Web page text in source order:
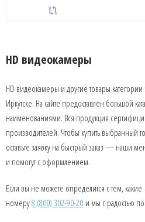
HD видеокамеры
HD видеокамеры и другие товары
Иркутске. На сайте предоставлен большой
наименованиями. Вся продукция
производителей. Чтобы купить выбранный
оставьте заявку на быстрый заказ — наши
и помогут с оформлением.
Если вы не можете определится с тем,
номеру8 (800) 302-90-20 и мы с радостью